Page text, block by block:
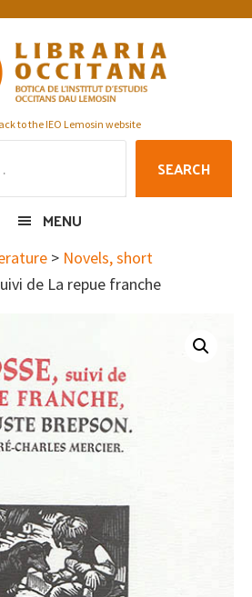
to the IEO Lemosin website
SEARCH
MENU
> Novels, short
de La repue franche